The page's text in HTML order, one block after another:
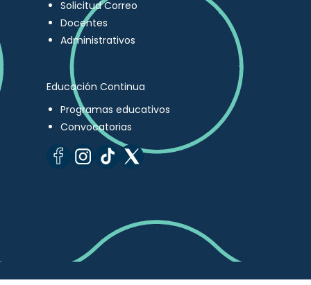
Solicitud Correo
Docentes
Administrativos
Educación Continua
Programas educativos
Convocatorias